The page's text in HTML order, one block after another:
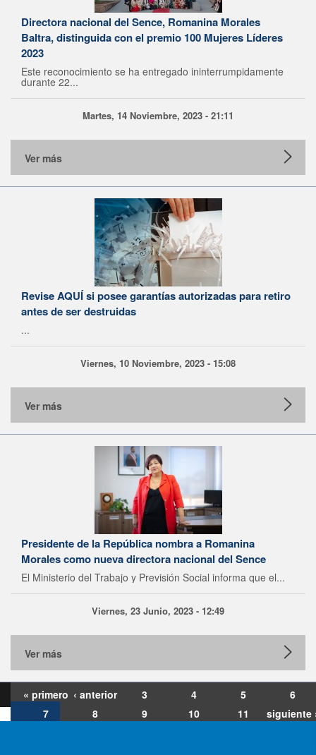
Directora nacional del Sence, Romanina Morales
Baltra, distinguida con el premio 100 Mujeres Líderes
2023
Este reconocimiento se ha entregado ininterrumpidamente
durante 22...
Martes, 14 Noviembre, 2023 - 21:11
Ver más
Revise AQUÍ si posee garantías autorizadas para retiro
antes de ser destruidas
...
Viernes, 10 Noviembre, 2023 - 15:08
Ver más
Presidente de la República nombra a Romanina
Morales como nueva directora nacional del Sence
El Ministerio del Trabajo y Previsión Social informa que el...
Viernes, 23 Junio, 2023 - 12:49
Ver más
« primero ‹ anterior 3 4 5
6
7
8 9 10 11
siguiente